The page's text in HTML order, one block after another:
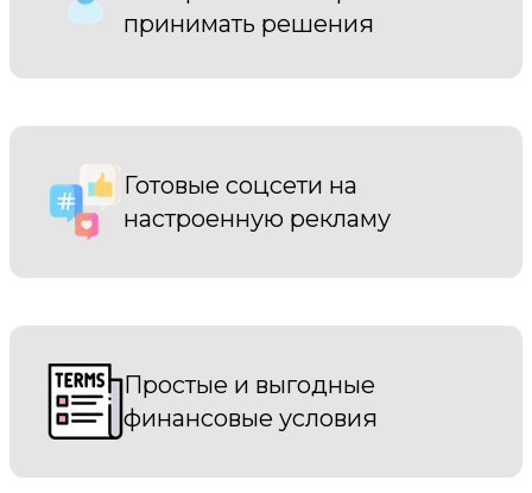
принимать решения
Готовые соцсети на
настроенную рекламу
Простые и выгодные
финансовые условия